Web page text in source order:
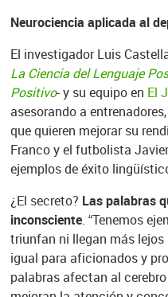
Neurociencia aplicada al
El investigador Luis
La Ciencia del Lenguaje
Positivo- y su equipo en El
asesorando a
que quieren mejorar su
Franco y el futbolista
ejemplos de éxito
¿El secreto? Las palabras
inconsciente. “Tenemos
triunfan ni llegan más lejos
igual para aficionados y
palabras afectan al